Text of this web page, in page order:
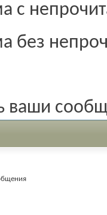
с
без
ваши